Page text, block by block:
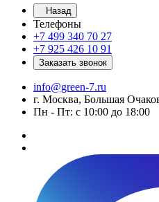
Назад
Телефоны
+7 499 340 70 27
+7 925 426 10 91
Заказать звонок
info@green-7.ru
г. Москва, Большая
Пн - Пт: с 10:00 до 18:00